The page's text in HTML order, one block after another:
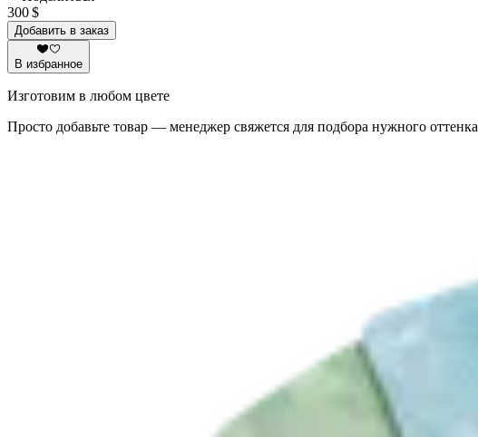
300 $
Добавить в заказ
В избранное
Изготовим в любом цвете
Просто добавьте товар — менеджер свяжется для подбора нужного оттенка